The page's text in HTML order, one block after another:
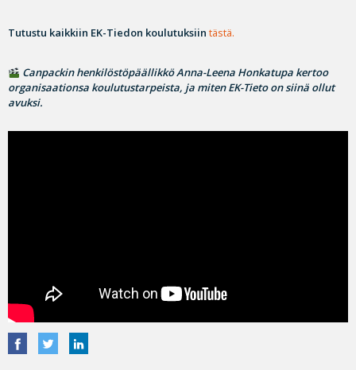
Tutustu kaikkiin EK-Tiedon koulutuksiin tästä.
Canpackin henkilöstöpäällikkö Anna-Leena Honkatupa kertoo
organisaationsa koulutustarpeista, ja miten EK-Tieto on siinä ollut
avuksi.